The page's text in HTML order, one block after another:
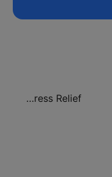
Calm Stress Relief